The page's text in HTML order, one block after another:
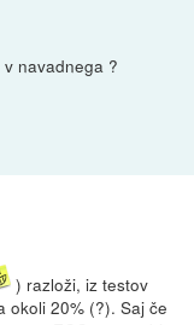
v navadnega ?
) razloži, iz testov
okoli 20% (?). Saj če